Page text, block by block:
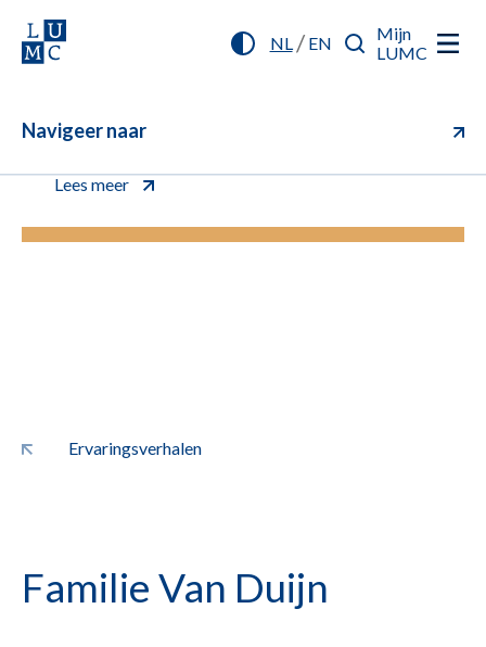
NL/ EN
Mijn
LUMC
Navigeer naar
U kunt vanaf nu online inchecken (aanmelden)
Lees meer
Ervaringsverhalen
Familie Van Duijn